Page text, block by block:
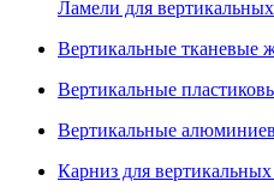
Ламели для
Вертикальные тканевые
Вертикальные
Вертикальные
Карниз для